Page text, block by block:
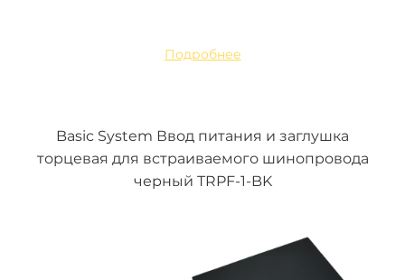
Подробнее
Basic System Ввод питания и заглушка
торцевая для встраиваемого шинопровода
черный TRPF-1-BK